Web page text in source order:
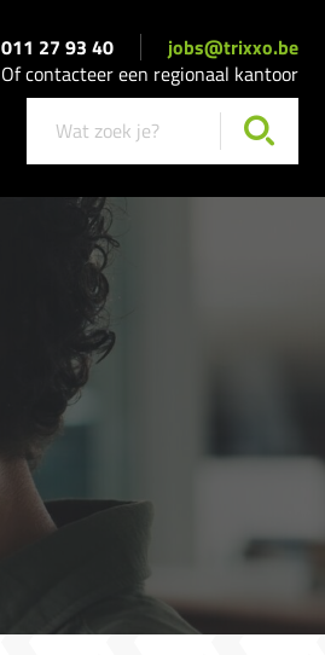
011 27 93 40
jobs@trixxo.be
Of contacteer een regionaal kantoor